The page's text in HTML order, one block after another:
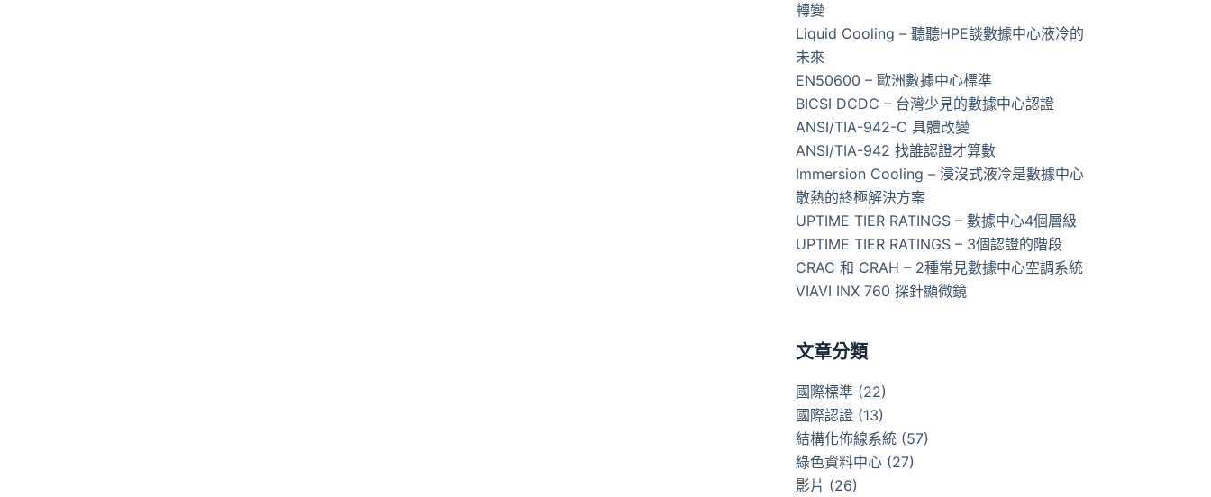
轉變
Liquid Cooling – 聽聽HPE談數據中心液冷的
未來
EN50600 – 歐洲數據中心標準
BICSI DCDC – 台灣少見的數據中心認證
ANSI/TIA-942-C 具體改變
ANSI/TIA-942 找誰認證才算數
Immersion Cooling – 浸沒式液冷是數據中心
散熱的終極解決方案
UPTIME TIER RATINGS – 數據中心4個層級
UPTIME TIER RATINGS – 3個認證的階段
CRAC 和 CRAH – 2種常見數據中心空調系統
VIAVI INX 760 探針顯微鏡
文章分類
國際標準 (22)
國際認證 (13)
結構化佈線系統 (57)
綠色資料中心 (27)
影片 (26)